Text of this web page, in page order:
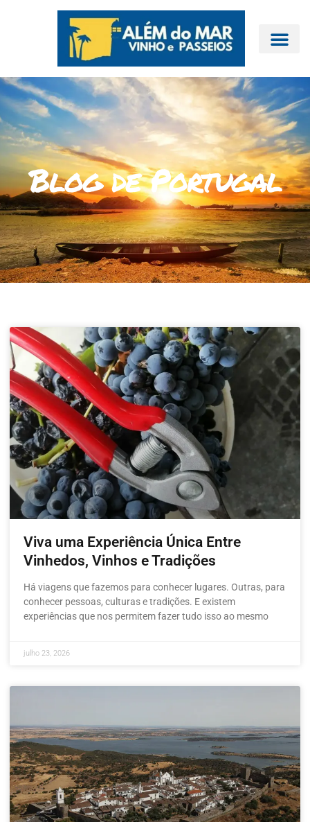
Blog de Portugal
Viva uma Experiência Única Entre
Vinhedos, Vinhos e Tradições
Há viagens que fazemos para conhecer lugares. Outras, para
conhecer pessoas, culturas e tradições. E existem
experiências que nos permitem fazer tudo isso ao mesmo
julho 23, 2026